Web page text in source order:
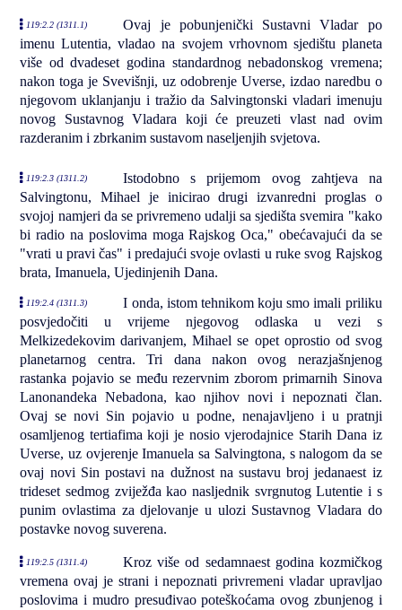
119:2.2 (1311.1)
Ovaj je pobunjenički Sustavni Vladar po
imenu Lutentia, vladao na svojem vrhovnom sjedištu planeta
više od dvadeset godina standardnog nebadonskog vremena;
nakon toga je Svevišnji, uz odobrenje Uverse, izdao naredbu o
njegovom uklanjanju i tražio da Salvingtonski vladari imenuju
novog Sustavnog Vladara koji će preuzeti vlast nad ovim
razderanim i zbrkanim sustavom naseljenjih svjetova.
119:2.3 (1311.2)
Istodobno s prijemom ovog zahtjeva na
Salvingtonu, Mihael je inicirao drugi izvanredni proglas o
svojoj namjeri da se privremeno udalji sa sjedišta svemira "kako
bi radio na poslovima moga Rajskog Oca," obećavajući da se
"vrati u pravi čas" i predajući svoje ovlasti u ruke svog Rajskog
brata, Imanuela, Ujedinjenih Dana.
119:2.4 (1311.3)
I onda, istom tehnikom koju smo imali priliku
posvjedočiti u vrijeme njegovog odlaska u vezi s
Melkizedekovim darivanjem, Mihael se opet oprostio od svog
planetarnog centra. Tri dana nakon ovog nerazjašnjenog
rastanka pojavio se među rezervnim zborom primarnih Sinova
Lanonandeka Nebadona, kao njihov novi i nepoznati član.
Ovaj se novi Sin pojavio u podne, nenajavljeno i u pratnji
osamljenog tertiafima koji je nosio vjerodajnice Starih Dana iz
Uverse, uz ovjerenje Imanuela sa Salvingtona, s nalogom da se
ovaj novi Sin postavi na dužnost na sustavu broj jedanaest iz
trideset sedmog zviježđa kao nasljednik svrgnutog Lutentie i s
punim ovlastima za djelovanje u ulozi Sustavnog Vladara do
postavke novog suverena.
119:2.5 (1311.4)
Kroz više od sedamnaest godina kozmičkog
vremena ovaj je strani i nepoznati privremeni vladar upravljao
poslovima i mudro presuđivao poteškoćama ovog zbunjenog i